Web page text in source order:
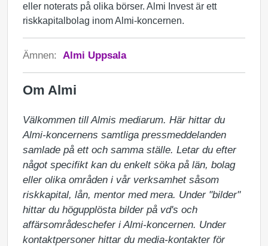
eller noterats på olika börser. Almi Invest är ett
riskkapitalbolag inom Almi-koncernen.
Ämnen: Almi Uppsala
Om Almi
Välkommen till Almis mediarum. Här hittar du
Almi-koncernens samtliga pressmeddelanden
samlade på ett och samma ställe. Letar du efter
något specifikt kan du enkelt söka på län, bolag
eller olika områden i vår verksamhet såsom
riskkapital, lån, mentor med mera. Under "bilder"
hittar du högupplösta bilder på vd's och
affärsområdeschefer i Almi-koncernen. Under
kontaktpersoner hittar du media-kontakter för